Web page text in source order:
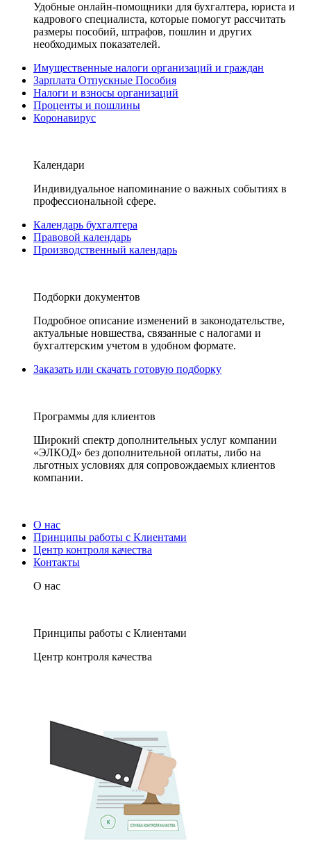
Удобные онлайн-помощники для бухгалтера, юриста и
кадрового специалиста, которые помогут рассчитать
размеры пособий, штрафов, пошлин и других
необходимых показателей.
Имущественные налоги организаций и граждан
Зарплата Отпускные Пособия
Налоги и взносы организаций
Проценты и пошлины
Коронавирус
Календари
Индивидуальное напоминание о важных событиях в
профессиональной сфере.
Календарь бухгалтера
Правовой календарь
Производственный календарь
Подборки документов
Подробное описание изменений в законодательстве,
актуальные новшества, связанные с налогами и
бухгалтерским учетом в удобном формате.
Заказать или скачать готовую подборку
Программы для клиентов
Широкий спектр дополнительных услуг компании
«ЭЛКОД» без дополнительной оплаты, либо на
льготных условиях для сопровождаемых клиентов
компании.
О нас
Принципы работы с Клиентами
Центр контроля качества
Контакты
О нас
Принципы работы с Клиентами
Центр контроля качества